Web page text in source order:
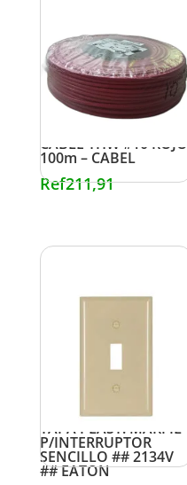
CABLE THW #10 ROJO
100m – CABEL
Ref211,91
TAPA PLAST. MARFIL
P/INTERRUPTOR
SENCILLO ## 2134V
## EATON